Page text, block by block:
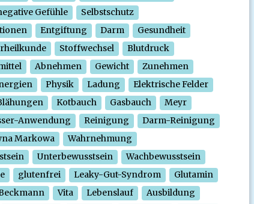
Gefühle
Selbstschutz
Entgiftung Darm
Gesundheit
Stoffwechsel
Blutdruck
Abnehmen Gewicht
Zunehmen
Physik Ladung
Elektrische Felder
Kotbauch Gasbauch
Meyr
Anwendung Reinigung
Darm-Reinigung
Markowa
Wahrnehmung
Unterbewusstsein
Wachbewusstsein
glutenfrei Leaky-Gut-Syndrom
Glutamin
Vita Lebenslauf
Ausbildung